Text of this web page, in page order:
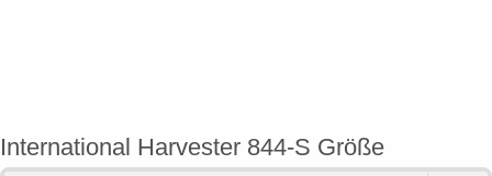
International Harvester 844-S Größe